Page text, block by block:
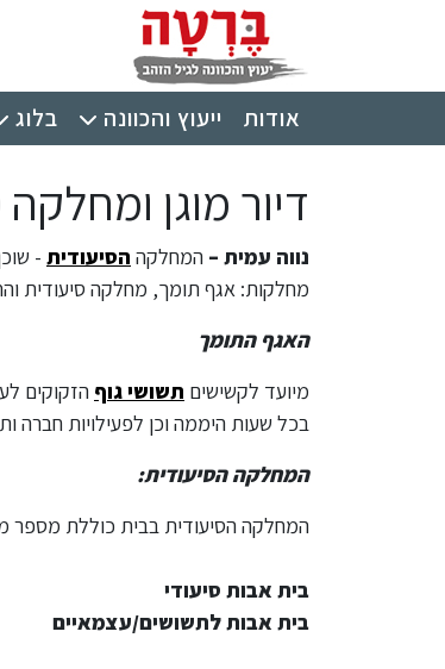
תפריט ראשי
אודות ייעוץ והכוונה בלוג
דיור מוגן
נווה עמית – המחלקה הסיעודית -
מחלקות: אגף תומך, מחלקה סיעודית
האגף התומך
מיועד לקשישים תשושי גוף הזקוקים
בכל שעות היממה וכן לפעילויות חברה
המחלקה הסיעודית:
המחלקה הסיעודית בבית כוללת מספר
בית אבות סיעודי
בית אבות לתשושים/עצמאיים